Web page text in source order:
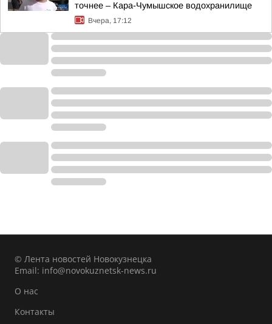
точнее – Кара-Чумышское водохранилище
Вчера, 17:12
© Лента новостей Новокузнецка
Email: info@novokuznetsk-news.ru
О нас
Контакты